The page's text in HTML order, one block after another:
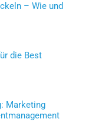
– Wie und
die Best
Marketing